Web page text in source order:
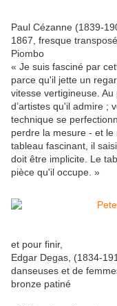
Paul Cézanne (1839-
1867, fresque
Piombo
« Je suis fasciné par
parce qu'il jette un
vitesse vertigineuse.
d’artistes qu'il admire ;
technique se
perdre la mesure - et
tableau fascinant, il
doit être implicite. Le
pièce qu'il occupe. »
et pour finir,
Edgar Degas, (1834-
danseuses et de
bronze patiné